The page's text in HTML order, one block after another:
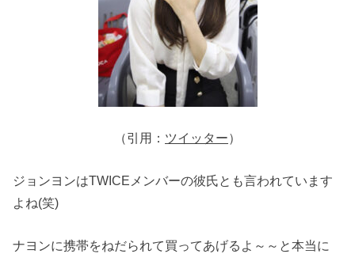
（引用： ツイッター）
ジョンヨンはTWICEメンバーの彼氏とも言われています
よね(笑)
ナヨンに携帯をねだられて買ってあげるよ～～と本当に